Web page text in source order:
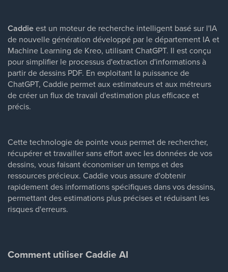
Caddieest un moteur de recherche intelligent basé sur l'IA
de nouvelle génération développé par le département IA et
Machine Learning de Kreo, utilisant ChatGPT. Il est conçu
pour simplifier le processus d'extraction d'informations à
partir de dessins PDF. En exploitant la puissance de
ChatGPT, Caddie permet aux estimateurs et aux métreurs
de créer un flux de travail d'estimation plus efficace et
précis.
Cette technologie de pointe vous permet de rechercher,
récupérer et travailler sans effort avec les données de vos
dessins, vous faisant économiser un temps et des
ressources précieux. Caddie vous assure d'obtenir
rapidement des informations spécifiques dans vos dessins,
permettant des estimations plus précises et réduisant les
risques d'erreurs.
Comment utiliser Caddie AI